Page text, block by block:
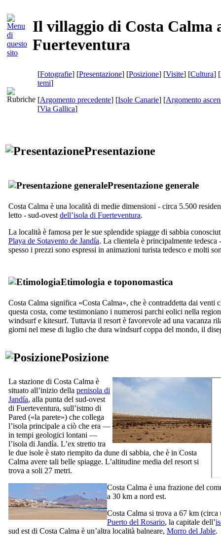
Il villaggio di Costa Calma
Fuerteventura
[Fotografie] [Presentazione] [Posizione] [Visite] [Cultura] [
temi]
[Argomento precedente] [Isole Canarie] [Argomento
[Via Gallica]
Presentazione
Presentazione generale
Costa Calma è una località di medie dimensioni - circa 5.500
letto - sud-ovest dell’isola di Fuerteventura.
La località è famosa per le sue splendide spiagge di sabbia
Playa de Sotavento de Jandía. La clientela è principalmente tedesca
spesso i prezzi sono espressi in animazioni turista tedesco e molti
Etimologia e toponomastica
Costa Calma significa «Costa Calma», che è contraddetta dai venti
questa costa, come testimoniano i numerosi parchi eolici nella
windsurfe kitesurf. Tuttavia il resort è favorevole ad una vacanza
giorni nel mese di luglio che dura windsurf coppa del mondo, il
Posizione
La stazione di Costa Calma è
situato all’inizio della penisola di
Jandía, alla punta del sud-ovest
di Fuerteventura, sull’istmo di
Pared («la parete») che collega
l’isola principale a ciò che era —
in tempi geologici lontani —
l’isola di Jandía. L’ex stretto tra
le due isole è stato riempito da dune di sabbia, che è in Costa
Calma avere tali belle spiagge. L’altitudine media del resort si
trova a soli 27 metri.
Costa Calma è una frazione del
a 30 km a nord est.
Costa Calma si trova a 67 km (circa
Puerto del Rosario, la capitale dell’
sud est di Costa Calma è un’altra località balneare, Morro del Jable.